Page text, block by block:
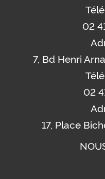
02
7, Bd Henri
02
17, Place